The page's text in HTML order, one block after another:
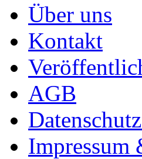
Über uns
Kontakt
AGB
Impressum